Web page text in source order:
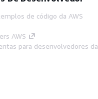
de código da AWS
AWS
para desenvolvedores da